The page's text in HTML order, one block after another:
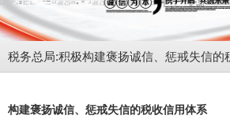
税务总局:积极构建褒扬诚信、惩戒失信的
构建褒扬诚信、惩戒失信的税收信用体系